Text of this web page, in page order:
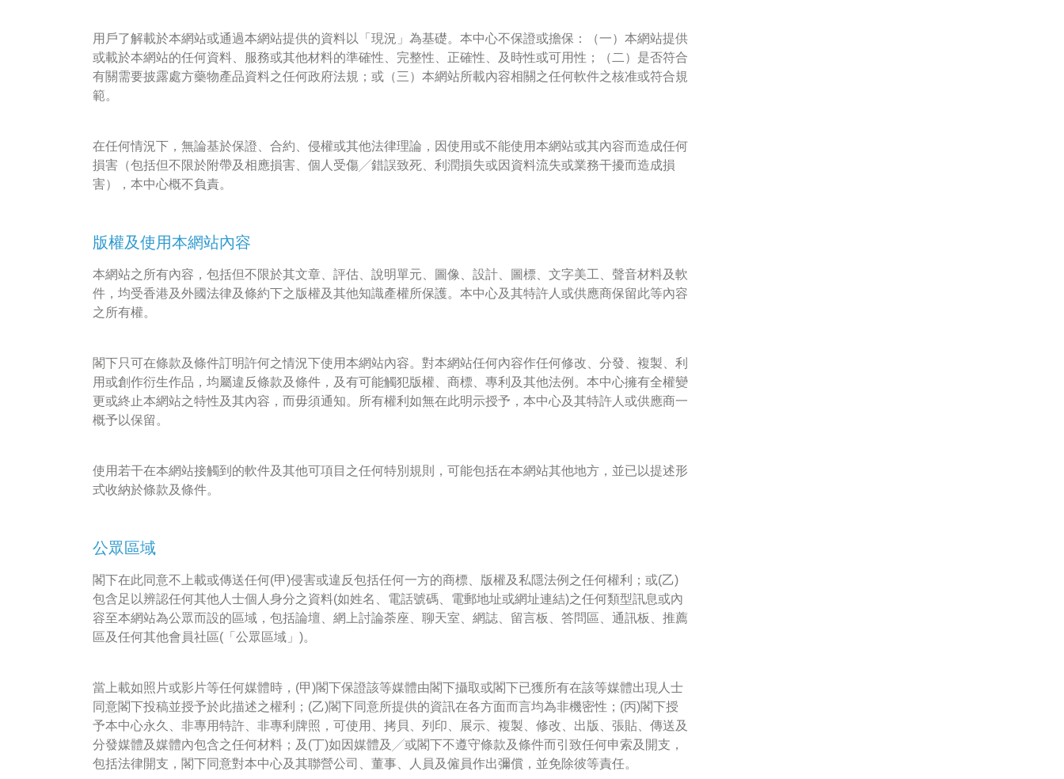
用戶了解載於本網站或通過本網站提供的資料以「現況」為基礎。本中心不保證或擔保：（一）本網站提供
或載於本網站的任何資料、服務或其他材料的準確性、完整性、正確性、及時性或可用性；（二）是否符合
有關需要披露處方藥物產品資料之任何政府法規；或（三）本網站所載內容相關之任何軟件之核准或符合規
範。
在任何情況下，無論基於保證、合約、侵權或其他法律理論，因使用或不能使用本網站或其內容而造成任何
損害（包括但不限於附帶及相應損害、個人受傷╱錯誤致死、利潤損失或因資料流失或業務干擾而造成損
害），本中心概不負責。
版權及使用本網站內容
本網站之所有內容，包括但不限於其文章、評估、說明單元、圖像、設計、圖標、文字美工、聲音材料及軟
件，均受香港及外國法律及條約下之版權及其他知識產權所保護。本中心及其特許人或供應商保留此等內容
之所有權。
閣下只可在條款及條件訂明許何之情況下使用本網站內容。對本網站任何內容作任何修改、分發、複製、利
用或創作衍生作品，均屬違反條款及條件，及有可能觸犯版權、商標、專利及其他法例。本中心擁有全權變
更或終止本網站之特性及其內容，而毋須通知。所有權利如無在此明示授予，本中心及其特許人或供應商一
概予以保留。
使用若干在本網站接觸到的軟件及其他可項目之任何特別規則，可能包括在本網站其他地方，並已以提述形
式收納於條款及條件。
公眾區域
閣下在此同意不上載或傳送任何(甲)侵害或違反包括任何一方的商標、版權及私隱法例之任何權利；或(乙)
包含足以辨認任何其他人士個人身分之資料(如姓名、電話號碼、電郵地址或網址連結)之任何類型訊息或內
容至本網站為公眾而設的區域，包括論壇、網上討論荼座、聊天室、網誌、留言板、答問區、通訊板、推薦
區及任何其他會員社區(「公眾區域」)。
當上載如照片或影片等任何媒體時，(甲)閣下保證該等媒體由閣下攝取或閣下已獲所有在該等媒體出現人士
同意閣下投稿並授予於此描述之權利；(乙)閣下同意所提供的資訊在各方面而言均為非機密性；(丙)閣下授
予本中心永久、非專用特許、非專利牌照，可使用、拷貝、列印、展示、複製、修改、出版、張貼、傳送及
分發媒體及媒體內包含之任何材料；及(丁)如因媒體及╱或閣下不遵守條款及條件而引致任何申索及開支，
包括法律開支，閣下同意對本中心及其聯營公司、董事、人員及僱員作出彌償，並免除彼等責任。